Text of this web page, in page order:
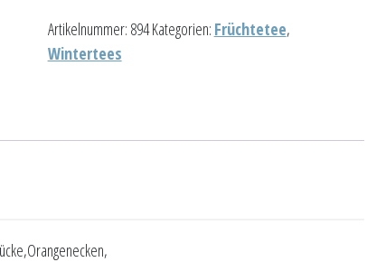
Artikelnummer: 894Kategorien: Früchtetee,
Wintertees